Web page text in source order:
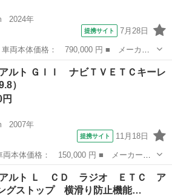
2024年
提携サイト 7月28日
アルト ■ グレード名： Ａ ワンオー
ブレーキ レーンキープアシスト 横滑
ルト ＧＩＩ ナビＴＶＥＴＣキーレ
）
2007年
提携サイト 11月18日
アルト ■ グレード名： ＧＩＩ ナビ
気量： 660cc ■ ドア枚数： 5D ■ ミッ
アルト Ｌ ＣＤ ラジオ ＥＴＣ ア
グストップ 横滑り防止機能…